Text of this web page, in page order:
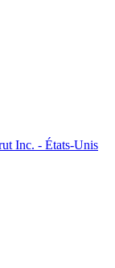
Inc. - États-Unis